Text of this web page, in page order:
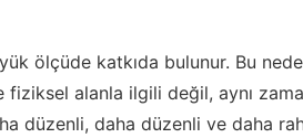
ölçüde katkıda bulunur. Bu
alanla ilgili değil, aynı
düzenli, daha düzenli ve daha